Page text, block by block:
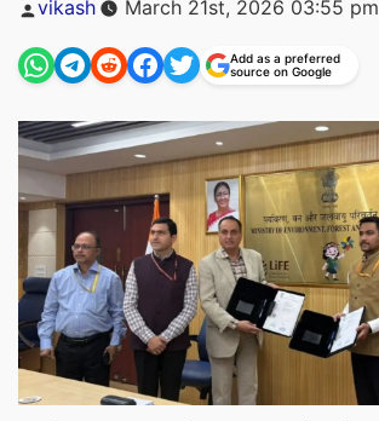
vikash March 21st, 2026 03:55 pm
Add as a preferred
source on Google